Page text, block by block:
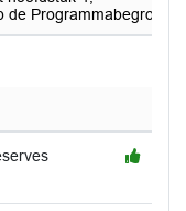
de